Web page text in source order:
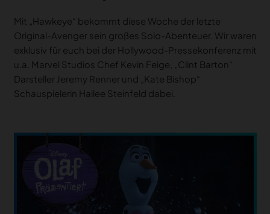
Mit „Hawkeye“ bekommt diese Woche der letzte
Original-Avenger sein großes Solo-Abenteuer. Wir waren
exklusiv für euch bei der Hollywood-Pressekonferenz mit
u.a. Marvel Studios Chef Kevin Feige, „Clint Barton“
Darsteller Jeremy Renner und „Kate Bishop“
Schauspielerin Hailee Steinfeld dabei.